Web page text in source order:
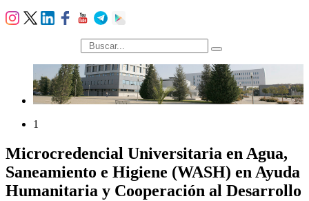
búsqueda
1
Microcredencial Universitaria en Agua,
Saneamiento e Higiene (WASH) en Ayuda
Humanitaria y Cooperación al Desarrollo